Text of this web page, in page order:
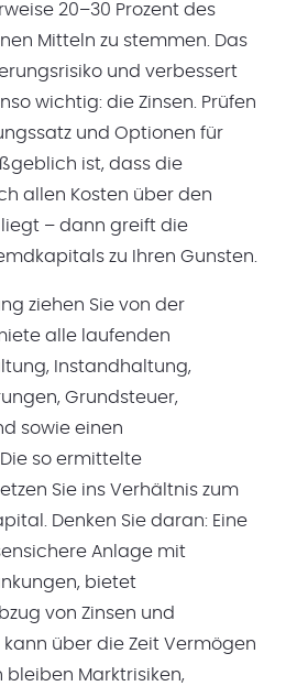
20–30 Prozent des
Mitteln zu stemmen. Das
und verbessert
wichtig: die Zinsen. Prüfen
und Optionen für
ist, dass die
allen Kosten über den
liegt – dann greift die
zu Ihren Gunsten.
ziehen Sie von der
alle laufenden
Instandhaltung,
Grundsteuer,
sowie einen
Die so ermittelte
Sie ins Verhältnis zum
Denken Sie daran: Eine
Anlage mit
bietet
von Zinsen und
über die Zeit Vermögen
Marktrisiken,